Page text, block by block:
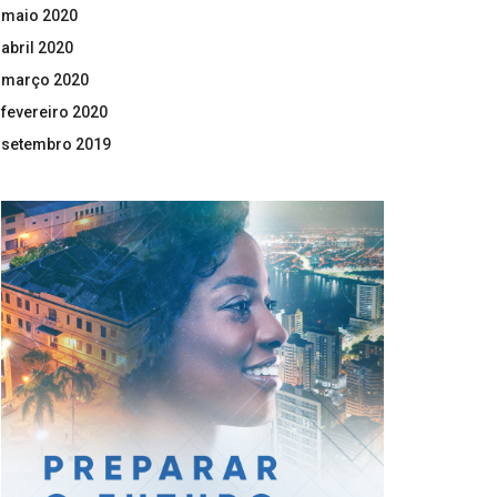
maio 2020
abril 2020
março 2020
fevereiro 2020
setembro 2019